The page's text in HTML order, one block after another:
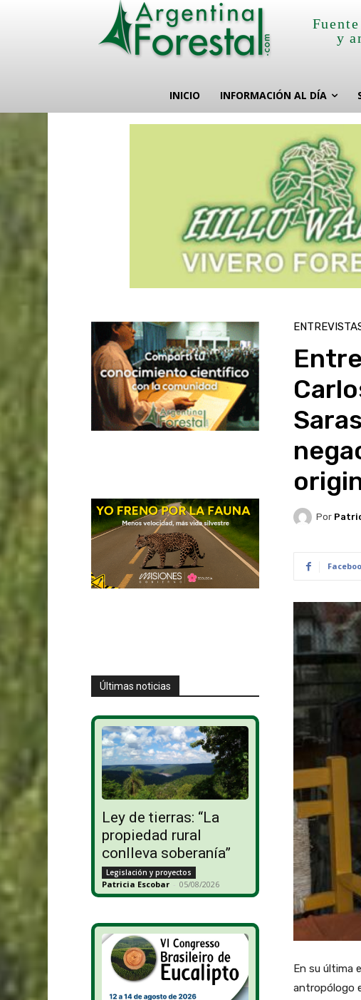
y
INICIO INFORMACIÓN AL DÍA
Últimas noticias
Ley de tierras: “La
propiedad rural
conlleva soberanía”
Legislación y proyectos
Patricia Escobar - 05/08/2026
Por
En su última
antropólogo